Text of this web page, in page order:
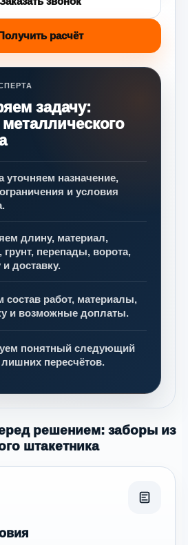
расчёт
задачу:
уточняем назначение,
и условия
длину, материал,
перепады, ворота,
и доставку.
состав работ, материалы,
и возможные доплаты.
понятный следующий
лишних пересчётов.
решением: заборы из
штакетника